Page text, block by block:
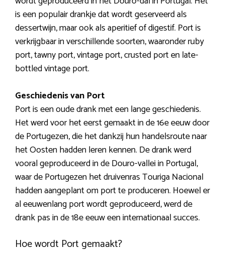
is een populair drankje dat wordt geserveerd als
dessertwijn, maar ook als aperitief of digestif. Port is
verkrijgbaar in verschillende soorten, waaronder ruby
port, tawny port, vintage port, crusted port en late-
bottled vintage port.
Geschiedenis van Port
Port is een oude drank met een lange geschiedenis.
Het werd voor het eerst gemaakt in de 16e eeuw door
de Portugezen, die het dankzij hun handelsroute naar
het Oosten hadden leren kennen. De drank werd
vooral geproduceerd in de Douro-vallei in Portugal,
waar de Portugezen het druivenras Touriga Nacional
hadden aangeplant om port te produceren. Hoewel er
al eeuwenlang port wordt geproduceerd, werd de
drank pas in de 18e eeuw een internationaal succes.
Hoe wordt Port gemaakt?